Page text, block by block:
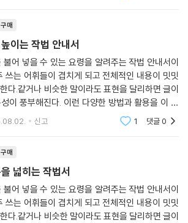
구매
이는 작법 안내서
어 넣을 수 있는 요령을 알려주는 작법 안내서이
쓰는 어휘들이 겹치게 되고 전체적인 내용이 밋밋
다.같거나 비슷한 말이라도 표현을 달리하면 글이
이 풍부해진다. 이런 다양한 방법과 활용을 이 도
있다.
신고 1 댓글0
구매
넓히는 작법서
어 넣을 수 있는 요령을 알려주는 작법 안내서이
쓰는 어휘들이 겹치게 되고 전체적인 내용이 밋밋
다.같거나 비슷한 말이라도 표현을 달리하면 글이